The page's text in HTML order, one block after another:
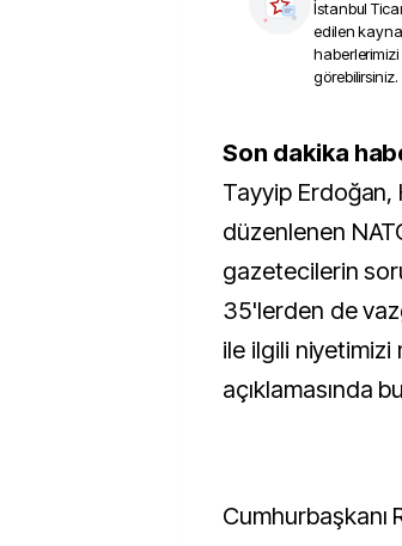
İstanbul
edilen
görebilirsiniz.
Son dakika
Tayyip Erdoğan,
düzenlenen
gazetecilerin
35'lerden de
ile ilgili niyetimizi
açıklamasında
Cumhurbaşkanı